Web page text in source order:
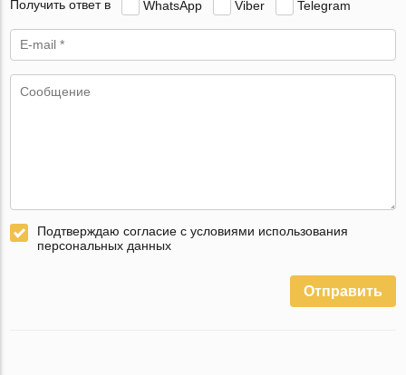
Получить ответ в WhatsApp Viber Telegram
Подтверждаю согласие с условиями использования
персональных данных
Отправить